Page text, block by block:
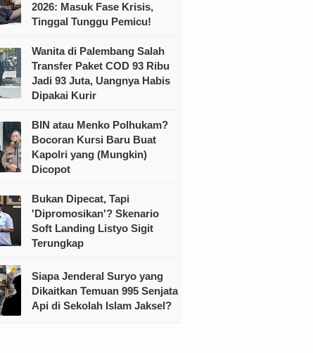
2026: Masuk Fase Krisis,
Tinggal Tunggu Pemicu!
Wanita di Palembang Salah
Transfer Paket COD 93 Ribu
Jadi 93 Juta, Uangnya Habis
Dipakai Kurir
BIN atau Menko Polhukam?
Bocoran Kursi Baru Buat
Kapolri yang (Mungkin)
Dicopot
Bukan Dipecat, Tapi
'Dipromosikan'? Skenario
Soft Landing Listyo Sigit
Terungkap
Siapa Jenderal Suryo yang
Dikaitkan Temuan 995 Senjata
Api di Sekolah Islam Jaksel?